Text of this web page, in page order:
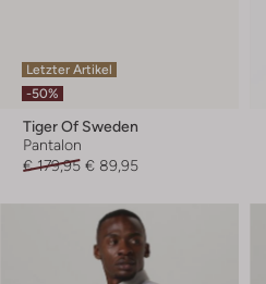
Letzter Artikel
-50%
Tiger Of Sweden
Pantalon
€ 179,95 € 89,95